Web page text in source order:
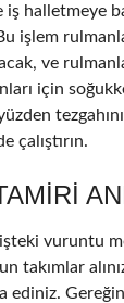
halletmeye
işlem
ve
için
çalıştırın.
vuruntu